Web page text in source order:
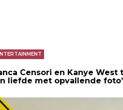
Censori en Kanye
liefde met opvallende